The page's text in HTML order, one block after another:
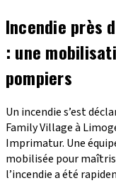
Incendie près
: une
pompiers
Un incendie s’est
Family Village à
Imprimatur. Une
mobilisée pour
l’incendie a été